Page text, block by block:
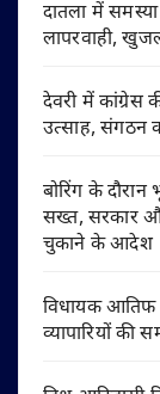
दातला में
लापरवाही,
देवरी में कांग्रेस
उत्साह, संगठन
बोरिंग के
सख्त, सरकार
चुकाने के आदेश
विधायक आतिफ
व्यापारियों की